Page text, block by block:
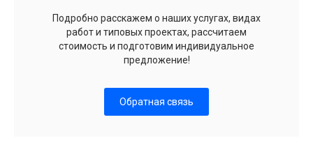
Подробно расскажем о наших услугах, видах
работ и типовых проектах, рассчитаем
стоимость и подготовим индивидуальное
предложение!
Обратная связь